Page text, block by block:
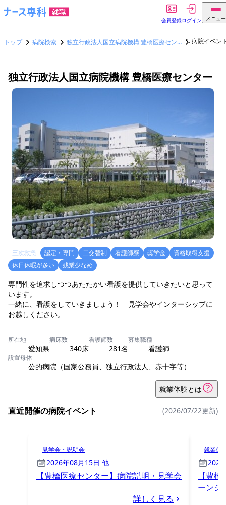
会員登録ログイン メニュー
トップ 病院検索 独立行政法人国立病院機構 豊橋医療セン… 病院イベン
独立行政法人国立病院機構 豊橋医療センター
三次救急 認定・専門 二交替制 看護師寮 奨学金
資格取得支援
休日休暇が多い
残業少なめ
専門性を追求しつつあたたかい看護を提供していきたいと思って
います。
一緒に、看護をしていきましょう！ 見学会やインターシップに
お越しください。
所在地
愛知県
病床数
340床
看護師数
281名
募集職種
看護師
設置母体
公的病院（国家公務員、独立行政法人、赤十字等）
就業体験とは
直近開催の病院イベント (2026/07/22更新)
見学会・説明会
2026年08月15日 他
【豊橋医療センター】病院説明・見学会
詳しく見る
就業体
2026
【豊
ーンシ